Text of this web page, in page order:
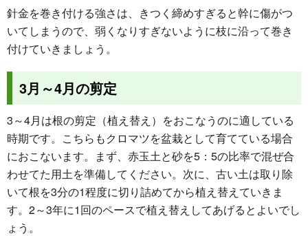
針金を巻き付ける強さは、きつく締めすぎると幹に傷がつ
いてしまうので、弱くなりすぎないように枝に沿って巻き
付けていきましょう。
3月～4月の剪定
3～4月は根の剪定（植え替え）をおこなうのに適している
時期です。こちらもクロマツを盆栽として育てている場合
におこないます。まず、赤玉土と砂を5：5の比率で混ぜ合
わせてた用土を準備してください。次に、古い土は取り除
いて根を3分の1程度に切り詰めてから植え替えていきま
す。2～3年に1回のペースで植え替えしてあげるとよいでし
ょう。